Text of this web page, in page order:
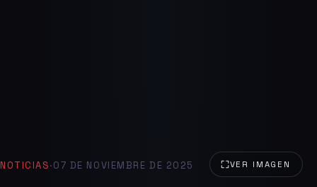
VER IMAGEN
NOTICIAS·07 DE NOVIEMBRE DE 2025